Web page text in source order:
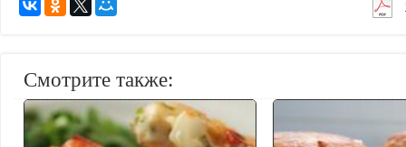
Смотрите также: